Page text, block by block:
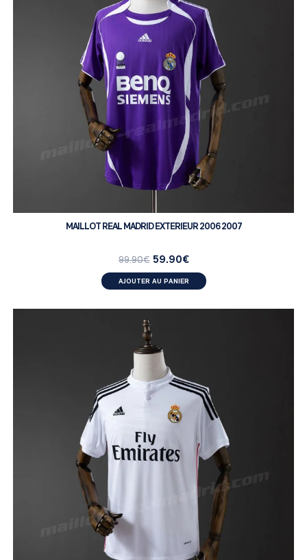
MAILLOT REAL MADRID EXTERIEUR 2006 2007
99.90€ 59.90€
AJOUTER AU PANIER